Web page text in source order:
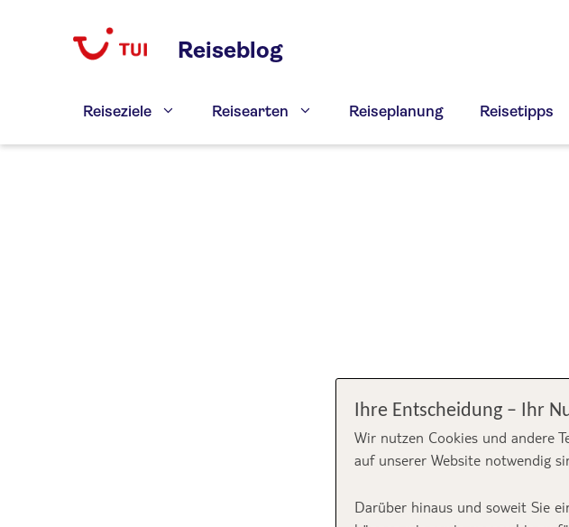
Reiseblog
Reiseziele Reisearten Reiseplanung Reisetipps
Ihre Entscheidung – Ihr
Wir nutzen Cookies und andere
auf unserer Website notwendig
Darüber hinaus und soweit Sie